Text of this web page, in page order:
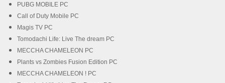
PUBG MOBILE PC
Call of Duty Mobile PC
Magis TV PC
Tomodachi Life: Live The dream PC
MECCHA CHAMELEON PC
Plants vs Zombies Fusion Edition PC
MECCHA CHAMELEON ! PC